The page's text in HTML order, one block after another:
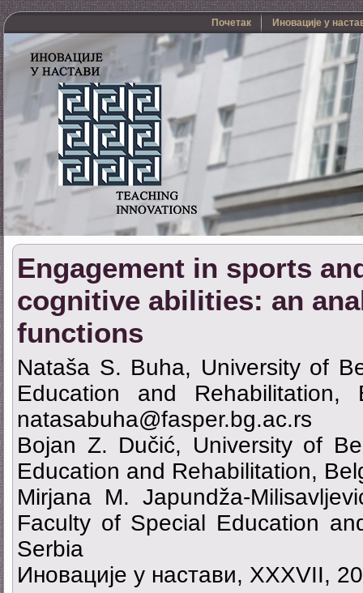
Почетак Иновације у
Engagement in sports
cognitive abilities: an
functions
Nataša S. Buha, University of
Education and Rehabilitation,
natasabuha@fasper.bg.ac.rs
Bojan Z. Dučić, University of
Education and Rehabilitation,
Mirjana M. Japundža-
Faculty of Special Education
Serbia
Иновације у настави, XXXVII,